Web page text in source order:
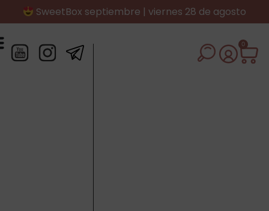
SweetBox septiembre | viernes 28 de agosto
0